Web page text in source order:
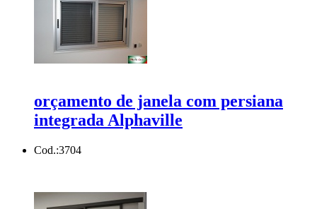
orçamento de janela com persiana
integrada Alphaville
Cod.:3704